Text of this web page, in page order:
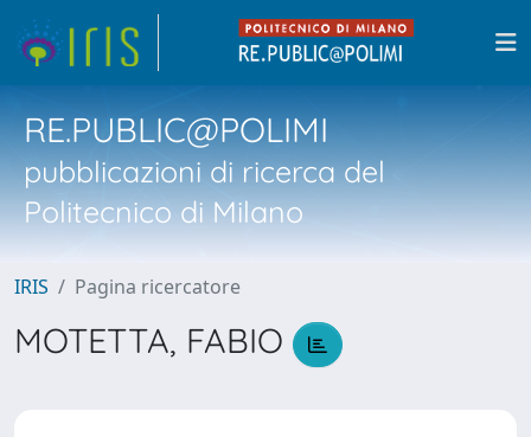
RE.PUBLIC@POLIMI
pubblicazioni di ricerca del
Politecnico di Milano
IRIS Pagina ricercatore
MOTETTA, FABIO